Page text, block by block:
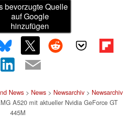
bevorzugte Quelle
auf Google
hinzufügen
News > News > Newsarchiv > Newsarchiv
A520 mit aktueller Nvidia GeForce GT
445M